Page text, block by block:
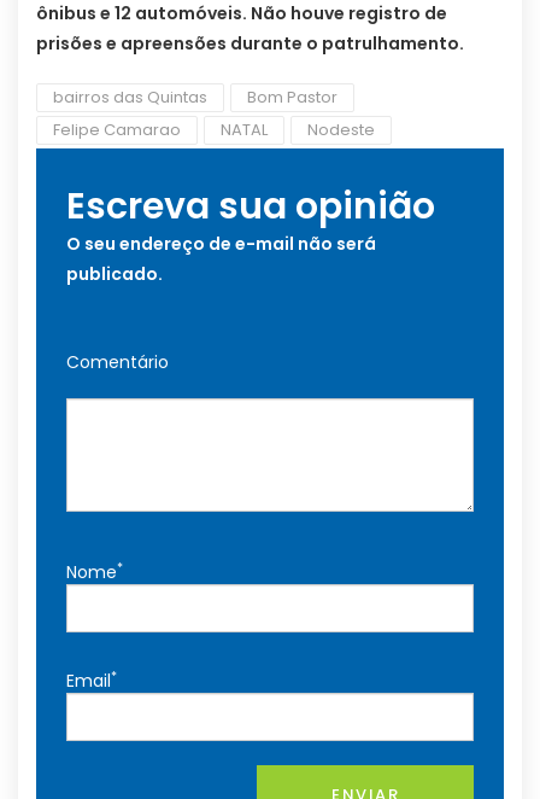
ônibus e 12 automóveis. Não houve registro de
prisões e apreensões durante o patrulhamento.
bairros das Quintas
Bom Pastor
Felipe Camarao
NATAL Nodeste
Escreva sua opinião
O seu endereço de e-mail não será
publicado.
Comentário
Nome*
Email*